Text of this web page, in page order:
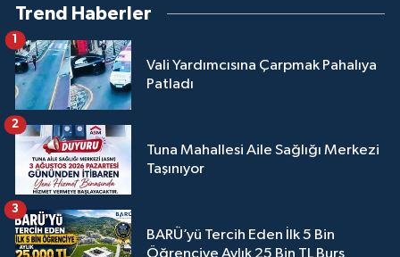
Trend Haberler
Vali Yardımcısına Çarpmak Pahalıya
Patladı
1
Tuna Mahallesi Aile Sağlığı Merkezi
Taşınıyor
2
BARÜ’yü Tercih Eden İlk 5 Bin
Öğrenciye Aylık 25 Bin TL Burs
3